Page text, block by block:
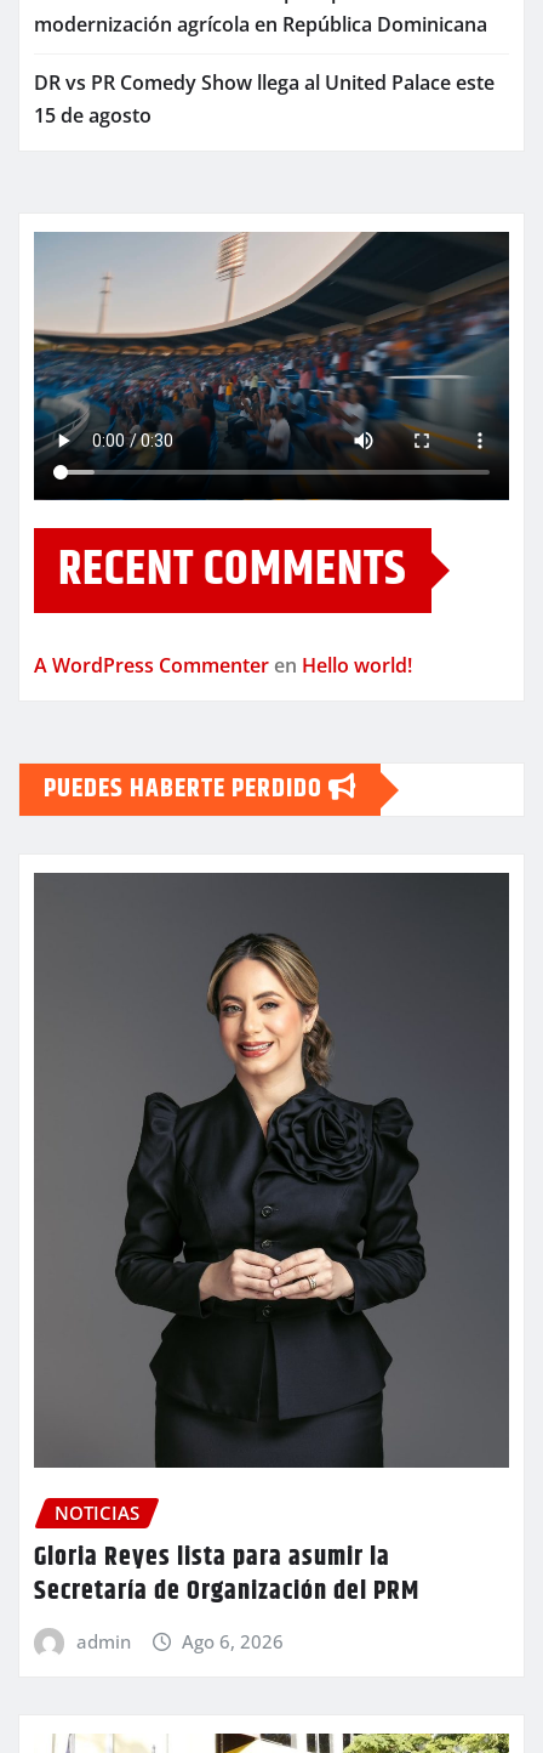
modernización agrícola en República Dominicana
DR vs PR Comedy Show llega al United Palace este
15 de agosto
RECENT COMMENTS
A WordPress Commenter en Hello world!
PUEDES HABERTE PERDIDO
NOTICIAS
Gloria Reyes lista para asumir la
Secretaría de Organización del PRM
admin Ago 6, 2026